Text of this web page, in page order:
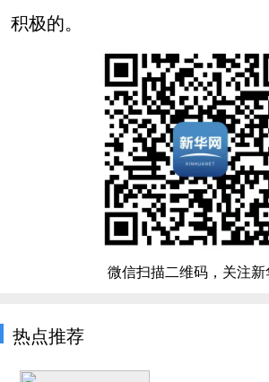
积极的。
微信扫描二维码，关注新
热点推荐